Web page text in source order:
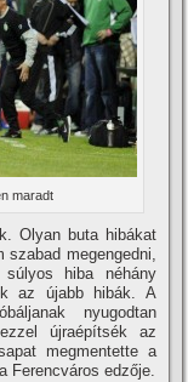
maradt
Olyan buta hibákat
szabad megengedni,
hiba néhány
az újabb hibák. A
nyugodtan
újraépí­tsék az
megmentette a
Ferencváros edzője.